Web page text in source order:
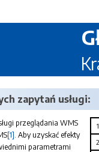
zapytań usługi:
przeglądania WMS
[1] . Aby uzyskać efekty
parametrami
1.
2.